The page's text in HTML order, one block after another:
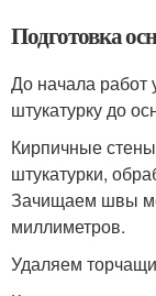
Подготовка
До начала работ
штукатурку до
Кирпичные
штукатурки,
Зачищаем швы
миллиметров.
Удаляем